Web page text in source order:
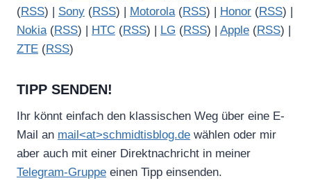
(RSS) | Sony (RSS) | Motorola(RSS) | Honor (RSS) |
Nokia(RSS) | HTC (RSS) | LG (RSS) | Apple (RSS) |
ZTE (RSS)
TIPP SENDEN!
Ihr könnt einfach den klassischen Weg über eine E-
Mail an mail<at>schmidtisblog.de wählen oder mir
aber auch mit einer Direktnachricht in meiner
Telegram-Gruppe einen Tipp einsenden.